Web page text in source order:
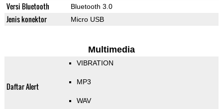
Versi Bluetooth Bluetooth 3.0
Jenis konektor Micro USB
Multimedia
Daftar Alert
VIBRATION
MP3
WAV